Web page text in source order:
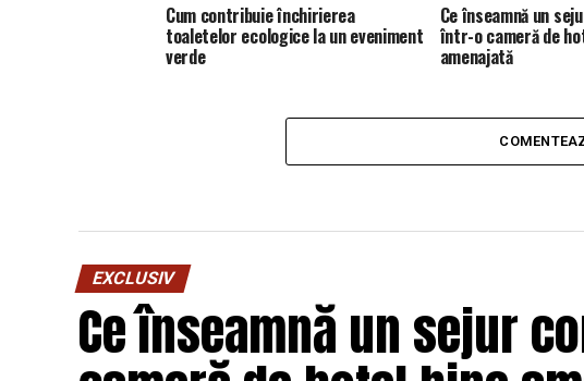
Cum contribuie închirierea
toaletelor ecologice la un eveniment
verde
Ce înseamnă un
într-o cameră de
amenajată
EXCLUSIV
Ce înseamnă un sejur